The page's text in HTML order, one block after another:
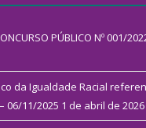
PÚBLICO Nº 001/
da Igualdade Racial
06/11/2025 1 de abril de 2026